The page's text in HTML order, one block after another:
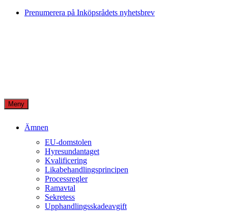
Skip
Prenumerera på Inköpsrådets nyhetsbrev
Meny
Ämnen
EU-domstolen
Hyresundantaget
Kvalificering
Likabehandlingsprincipen
Processregler
Ramavtal
Sekretess
Upphandlingsskadeavgift